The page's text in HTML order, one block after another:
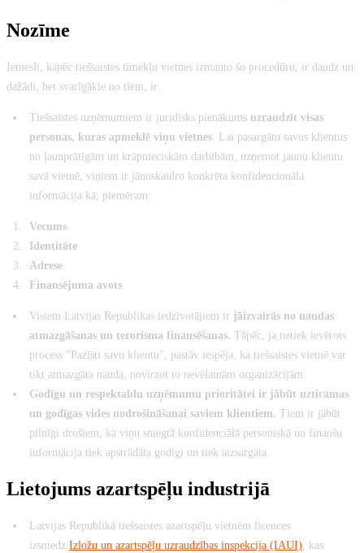
Nozīme
Iemesli, kāpēc tiešsaistes tīmekļu vietnes izmanto šo procedūru, ir daudz un
dažādi, bet svarīgākie no tiem, ir:
Tiešsaistes uzņēmumiem ir juridisks pienākums uzraudzīt visas
personas, kuras apmeklē viņu vietnes . Lai pasargātu savus klientus
no ļaunprātīgām un krāpnieciskām darbībām, uzņemot jaunu klientu
savā vietnē, viņiem ir jānoskaidro konkrēta konfidencionāla
informācija kā, piemēram:
Vecums
Identitāte
Adrese
Finansējuma avots
Visiem Latvijas Republikas iedzīvotājiem ir jāizvairās no naudas
atmazgāšanas un terorisma finansēšanas. Tāpēc, ja netiek ievērots
process “Pazīsti savu klientu”, pastāv iespēja, ka tiešsaistes vietnē var
tikt atmazgāta nauda, novirzot to nevēlamām organizācijām.
Godīgu un respektablu uzņēmumu prioritātei ir jābūt uzticamas
un godīgas vides nodrošināšanai saviem klientiem. Tiem ir jābūt
pilnīgi drošiem, ka viņu sniegtā konfidenciālā personiskā un finanšu
informācija tiek apstrādāta godīgi un tiek aizsargāta.
Lietojums azartspēļu industrijā
Latvijas Republikā tiešsaistes azartspēļu vietnēm licences
izsniedz Izložu un azartspēļu uzraudzības inspekcija (IAUI), kas